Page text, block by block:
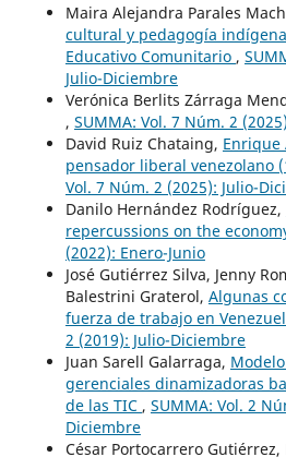
Maira Alejandra Parales
cultural y pedagogía
Educativo Comunitario ,
Julio-Diciembre
Verónica Berlits Zárraga
, SUMMA: Vol. 7 Núm. 2
David Ruiz Chataing, Enrique
pensador liberal venezolano
Vol. 7 Núm. 2 (2025): Julio-
Danilo Hernández Rodríguez,
repercussions on the
(2022): Enero-Junio
José Gutiérrez Silva, Jenny
Balestrini Graterol, Algunas
fuerza de trabajo en
2 (2019): Julio-Diciembre
Juan Sarell Galarraga,
gerenciales dinamizadoras
de las TIC , SUMMA: Vol. 2
Diciembre
César Portocarrero Gutiérrez,